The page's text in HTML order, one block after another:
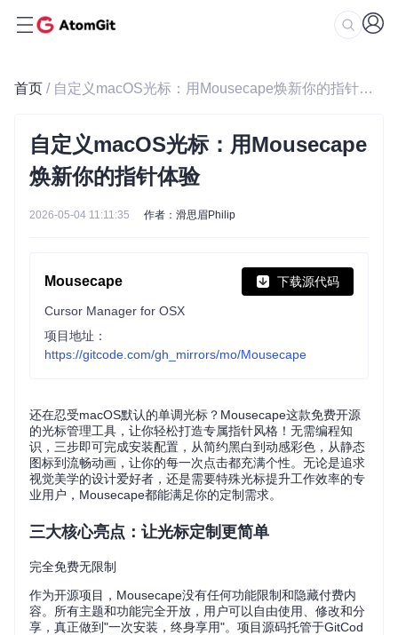
首页 / 自定义macOS光标：用Mousecape焕新你的指针体验
自定义macOS光标：用Mousecape
焕新你的指针体验
2026-05-04 11:11:35 作者：滑思眉Philip
Mousecape 下载源代码
Cursor Manager for OSX
项目地址：
https://gitcode.com/gh_mirrors/mo/Mousecape
还在忍受macOS默认的单调光标？Mousecape这款免费开源
的光标管理工具，让你轻松打造专属指针风格！无需编程知
识，三步即可完成安装配置，从简约黑白到动感彩色，从静态
图标到流畅动画，让你的每一次点击都充满个性。无论是追求
视觉美学的设计爱好者，还是需要特殊光标提升工作效率的专
业用户，Mousecape都能满足你的定制需求。
三大核心亮点：让光标定制更简单
完全免费无限制
作为开源项目，Mousecape没有任何功能限制和隐藏付费内
容。所有主题和功能完全开放，用户可以自由使用、修改和分
享，真正做到"一次安装，终身享用"。项目源码托管于GitCod